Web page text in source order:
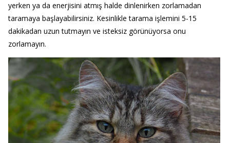
yerken ya da enerjisini atmış halde dinlenirken zorlamadan
taramaya başlayabilirsiniz. Kesinlikle tarama işlemini 5-15
dakikadan uzun tutmayın ve isteksiz görünüyorsa onu
zorlamayın.